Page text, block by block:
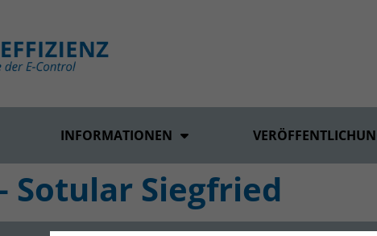
INFORMATIONEN
Sotular Siegfried